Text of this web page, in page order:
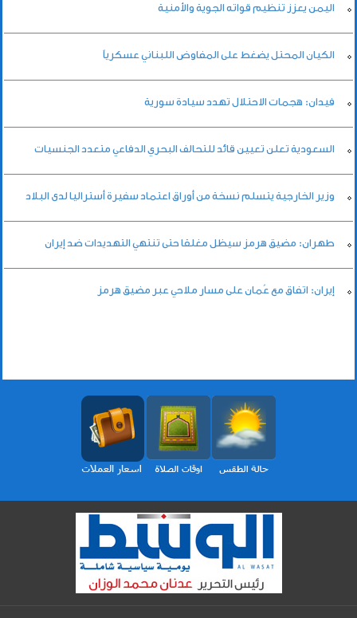
اليمن يعزز تنظيم قواته الجوية والأمنية
الكيان المحتل يضغط على المفاوض اللبناني عسكرياً
فيدان: هجمات الاحتلال تهدد سيادة سورية
السعودية تعلن تعيين قائد للتحالف البحري الدفاعي متعدد الجنسيات
وزير الخارجية يتسلم نسخة من أوراق اعتماد سفيرة أستراليا لدى البلاد
طهران: مضيق هرمز سيظل مغلقا حتى تنتهي التهديدات ضد إيران
إيران: اتفاق مع عُمان على مسار ملاحي عبر مضيق هرمز